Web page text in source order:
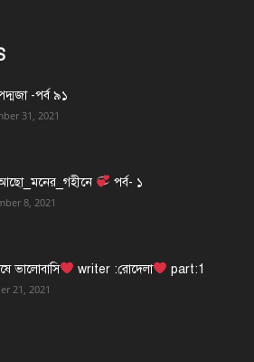
-পর্ব ৯১
31, 2021
পর্ব- ১
8, 2021
ভালোবাসি writer :রোদেলা part:1
21, 2021